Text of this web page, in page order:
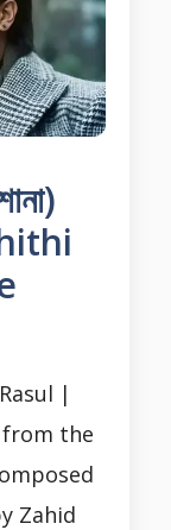
|
from the
Zahid